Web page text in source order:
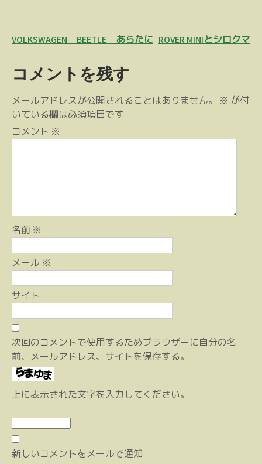
投
ナ
ビ
ゲ
ー
シ
VOLKSWAGEN BEETLE あらたに ROVER MINIとシロクマ
コメントを残す
メールアドレスが公開されることはありません。 ※ が付
いている欄は必須項目です
コメント ※
名前 ※
メール ※
サイト
次回のコメントで使用するためブラウザーに自分の名
前、メールアドレス、サイトを保存する。
上に表示された文字を入力してください。
新しいコメントをメールで通知